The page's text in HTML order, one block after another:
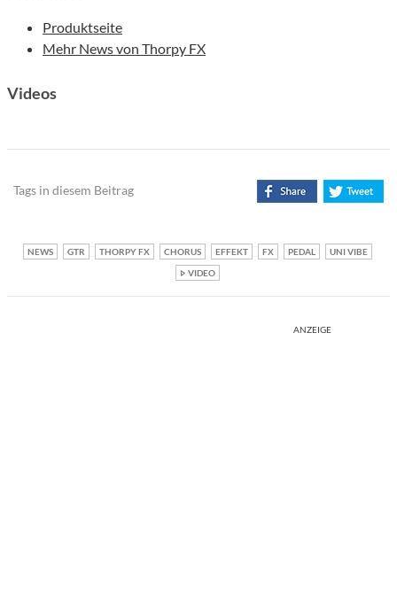
Produktseite
Mehr News von Thorpy FX
Videos
Tags in diesem Beitrag
NEWS GTR THORPY FX CHORUS EFFEKT FX PEDAL
UNI VIBE
VIDEO
ANZEIGE